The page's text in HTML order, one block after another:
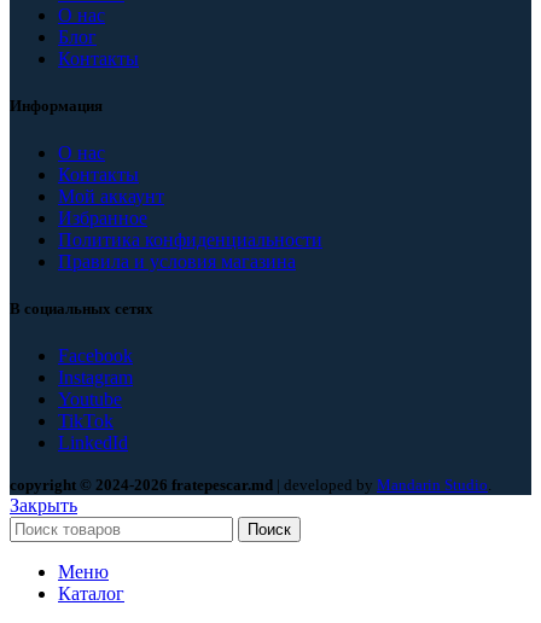
О нас
Блог
Контакты
Информация
О нас
Контакты
Мой аккаунт
Избранное
Политика конфиденциальности
Правила и условия магазина
В социальных сетях
Facebook
Instagram
Youtube
TikTok
LinkedId
copyright © 2024-2026 fratepescar.md | developed by Mandarin Studio.
Закрыть
Поиск
Меню
Каталог